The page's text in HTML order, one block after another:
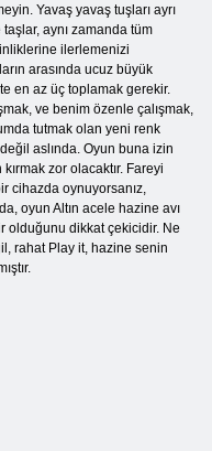
Yavaş yavaş tuşları ayrı
aynı zamanda tüm
ilerlemenizi
arasında ucuz büyük
en az üç toplamak gerekir.
ve benim özenle çalışmak,
tutmak olan yeni renk
aslında. Oyun buna izin
zor olacaktır. Fareyi
cihazda oynuyorsanız,
oyun Altın acele hazine avı
olduğunu dikkat çekicidir. Ne
rahat Play it, hazine senin